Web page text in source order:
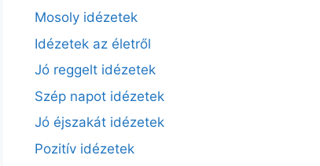
Mosoly idézetek
Idézetek az életről
Jó reggelt idézetek
Szép napot idézetek
Jó éjszakát idézetek
Pozitív idézetek